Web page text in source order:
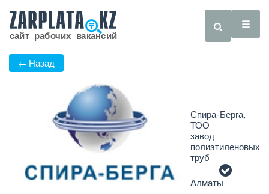
← Назад
Спира-Берга,
ТОО
завод
полиэтиленовых
труб
Алматы